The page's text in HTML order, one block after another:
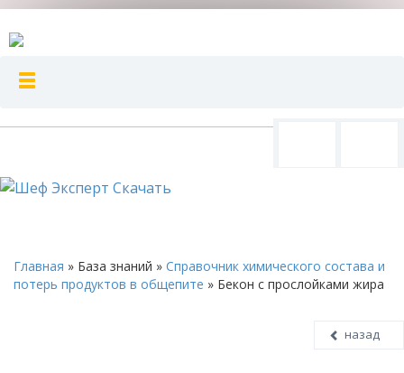
Главная » База знаний » Справочник химического состава и
потерь продуктов в общепите » Бекон с прослойками жира
назад